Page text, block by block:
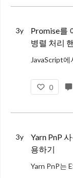
3y
Promise를
병렬 처리
0
3y
Yarn PnP
용하기
Yarn PnP는